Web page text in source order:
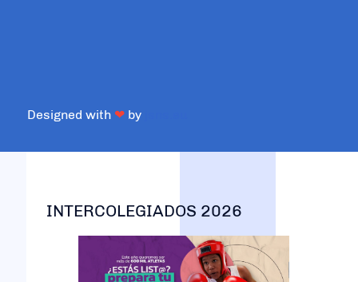
Designed with ❤ by
INTERCOLEGIADOS 2026